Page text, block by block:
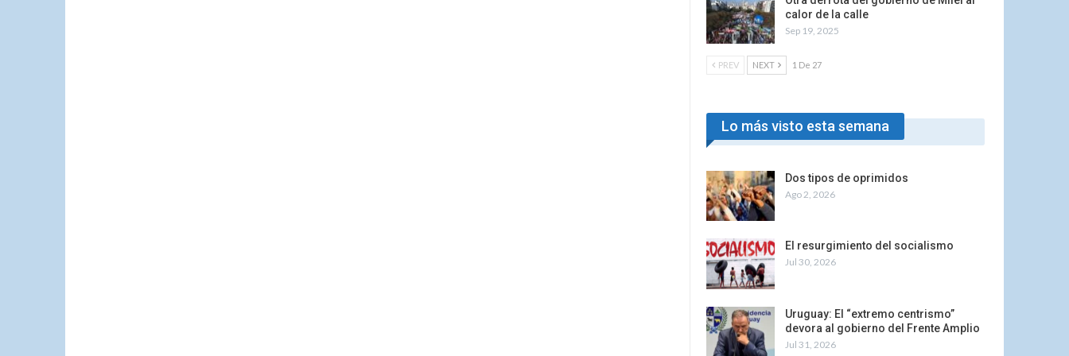
calor de la calle
Sep 19, 2025
PREV NEXT 1 De 27
Lo más visto esta semana
Dos tipos de oprimidos
Ago 2, 2026
El resurgimiento del socialismo
Jul 30, 2026
Uruguay: El “extremo centrismo”
devora al gobierno del Frente Amplio
Jul 31, 2026